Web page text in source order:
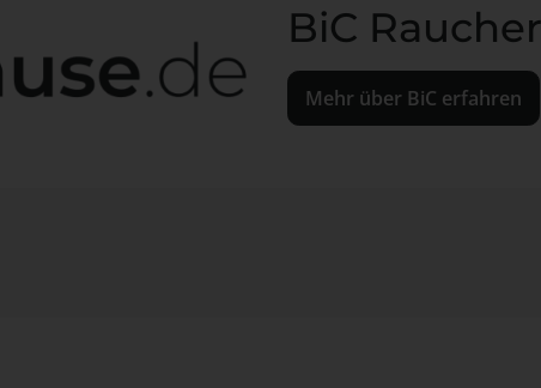
BiC
Mehr über BiC erfahren